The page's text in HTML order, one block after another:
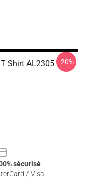
Shirt AL2305 -20%
sécurisé
/ Visa